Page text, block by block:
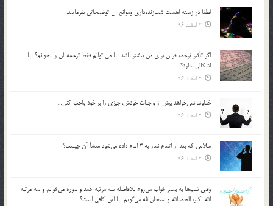
لطفا در زمينه اهميت شب‌زنده‌داري وموانع آن توضيحاتي بفرماييد.
2 اسفند 96
اگر تأثير ترجمه قرآن براي من بيشتر باشد آيا مي توانم فقط ترجمه آن را بخوانم؟ آيا
اشكالي ندارد؟
2 اسفند 96
خداوند نمي‌خواهد بيش از واجبات خودش، چيزي را بر خود واجب كني…
2 اسفند 96
سلامي كه بعد از اتمام نماز به 3 امام داده مي‌شود منشأ آن چيست؟
2 اسفند 96
وقتي شب‌ها به بستر خواب مي‌روم بلافاصله سه مرتبه حمد و سوره مي‌خوانم و سه مرتبه
الله اكبر، الحمدالله و سبحان‌الله مي‌گويم آيا اين كافي است؟